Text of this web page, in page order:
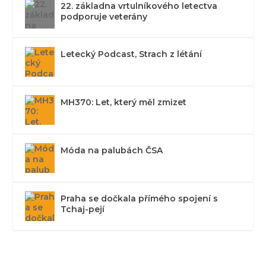
22. základna vrtulníkového letectva
podporuje veterány
Letecký Podcast, Strach z létání
MH370: Let, který měl zmizet
Móda na palubách ČSA
Praha se dočkala přímého spojení s
Tchaj-pejí